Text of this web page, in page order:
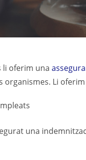
li oferim una
Li
una